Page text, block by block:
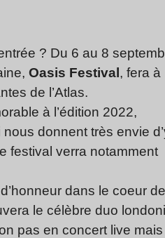
? Du 6 au 8
Oasis Festival, fera à
de l’Atlas.
à l’édition 2022,
donnent très envie
festival verra notamment
dans le coeur de
le célèbre duo
pas en concert live mais